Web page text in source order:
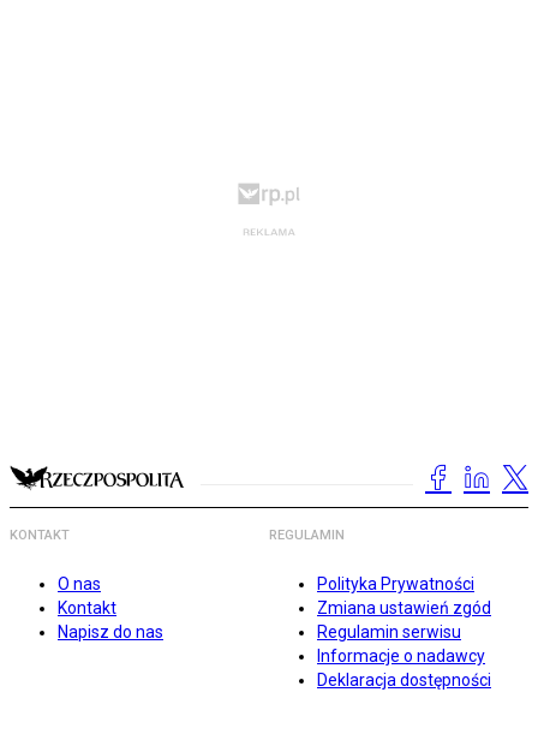
KONTAKT
O nas
Kontakt
Napisz do nas
REGULAMIN
Polityka Prywatności
Zmiana ustawień zgód
Regulamin serwisu
Informacje o nadawcy
Deklaracja dostępności